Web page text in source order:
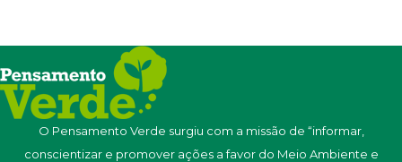
O Pensamento Verde surgiu com a missão de “informar,
conscientizar e promover ações a favor do Meio Ambiente e